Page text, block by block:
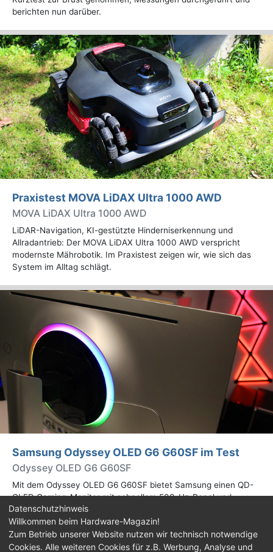
berichten nun darüber.
Praxistest MOVA LiDAX Ultra 1000 AWD
MOVA LiDAX Ultra 1000 AWD
LiDAR-Navigation, KI-gestützte Hinderniserkennung und
Allradantrieb: Der MOVA LiDAX Ultra 1000 AWD verspricht
modernste Mährobotik. Im Praxistest zeigen wir, wie sich das
System im Alltag schlägt.
Samsung Odyssey OLED G6 G60SF im Test
Odyssey OLED G6 G60SF
Mit dem Odyssey OLED G6 G60SF bietet Samsung einen QD-
OLED Gaming-Monitor mit schnellem 500-Hz-Panel und
WQHD-Auflösung an. Wir haben den 27 Zoll großen Monitor auf
Herz und Nieren geprüft.
Datenschutzhinweis
Willkommen beim Hardware-Magazin!
Zum Betrieb unserer Website nutzen wir technisch notwendige
Cookies. Alle weiteren Cookies für z.B. Werbung, Analyse und